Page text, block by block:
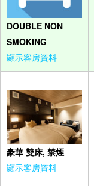
DOUBLE NON
SMOKING
顯示客房資料
豪華 雙床, 禁煙
顯示客房資料